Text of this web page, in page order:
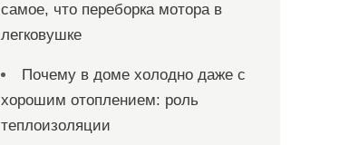
самое, что переборка мотора в
легковушке
Почему в доме холодно даже с
хорошим отоплением: роль
теплоизоляции